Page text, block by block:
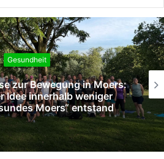
Gesundheit
DKG-zertifiziertes
feiert
Bestehen